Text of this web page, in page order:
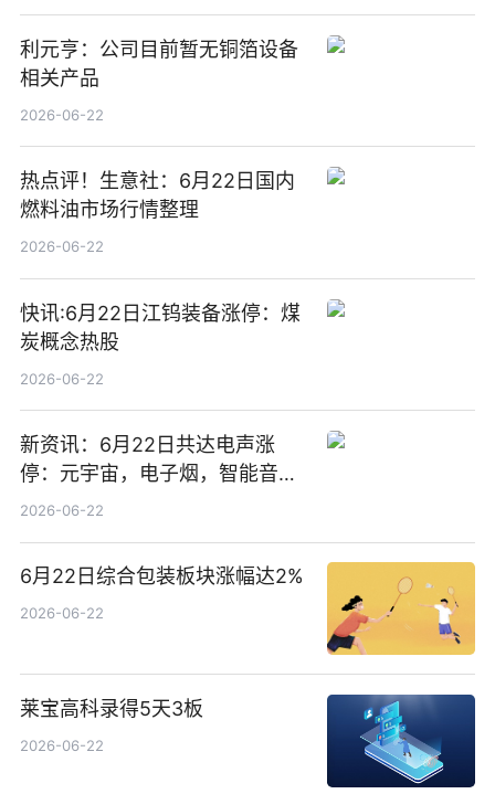
利元亨：公司目前暂无铜箔设备
相关产品
2026-06-22
热点评！生意社：6月22日国内
燃料油市场行情整理
2026-06-22
快讯:6月22日江钨装备涨停：煤
炭概念热股
2026-06-22
新资讯：6月22日共达电声涨
停：元宇宙，电子烟，智能音箱
概念热股
2026-06-22
6月22日综合包装板块涨幅达2%
2026-06-22
莱宝高科录得5天3板
2026-06-22